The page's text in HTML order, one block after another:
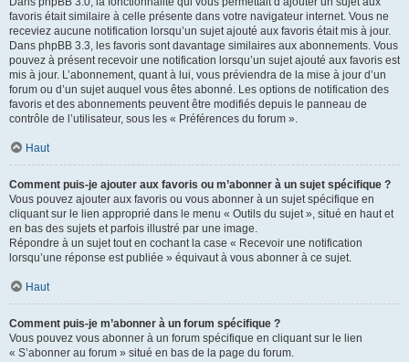
favoris était similaire à celle présente dans votre navigateur internet. Vous ne
receviez aucune notification lorsqu’un sujet ajouté aux favoris était mis à jour.
Dans phpBB 3.3, les favoris sont davantage similaires aux abonnements. Vous
pouvez à présent recevoir une notification lorsqu’un sujet ajouté aux favoris est
mis à jour. L’abonnement, quant à lui, vous préviendra de la mise à jour d’un
forum ou d’un sujet auquel vous êtes abonné. Les options de notification des
favoris et des abonnements peuvent être modifiés depuis le panneau de
contrôle de l’utilisateur, sous les « Préférences du forum ».
Haut
Comment puis-je ajouter aux favoris ou m’abonner à un sujet spécifique ?
Vous pouvez ajouter aux favoris ou vous abonner à un sujet spécifique en
cliquant sur le lien approprié dans le menu « Outils du sujet », situé en haut et
en bas des sujets et parfois illustré par une image.
Répondre à un sujet tout en cochant la case « Recevoir une notification
lorsqu’une réponse est publiée » équivaut à vous abonner à ce sujet.
Haut
Comment puis-je m’abonner à un forum spécifique ?
Vous pouvez vous abonner à un forum spécifique en cliquant sur le lien
« S’abonner au forum » situé en bas de la page du forum.